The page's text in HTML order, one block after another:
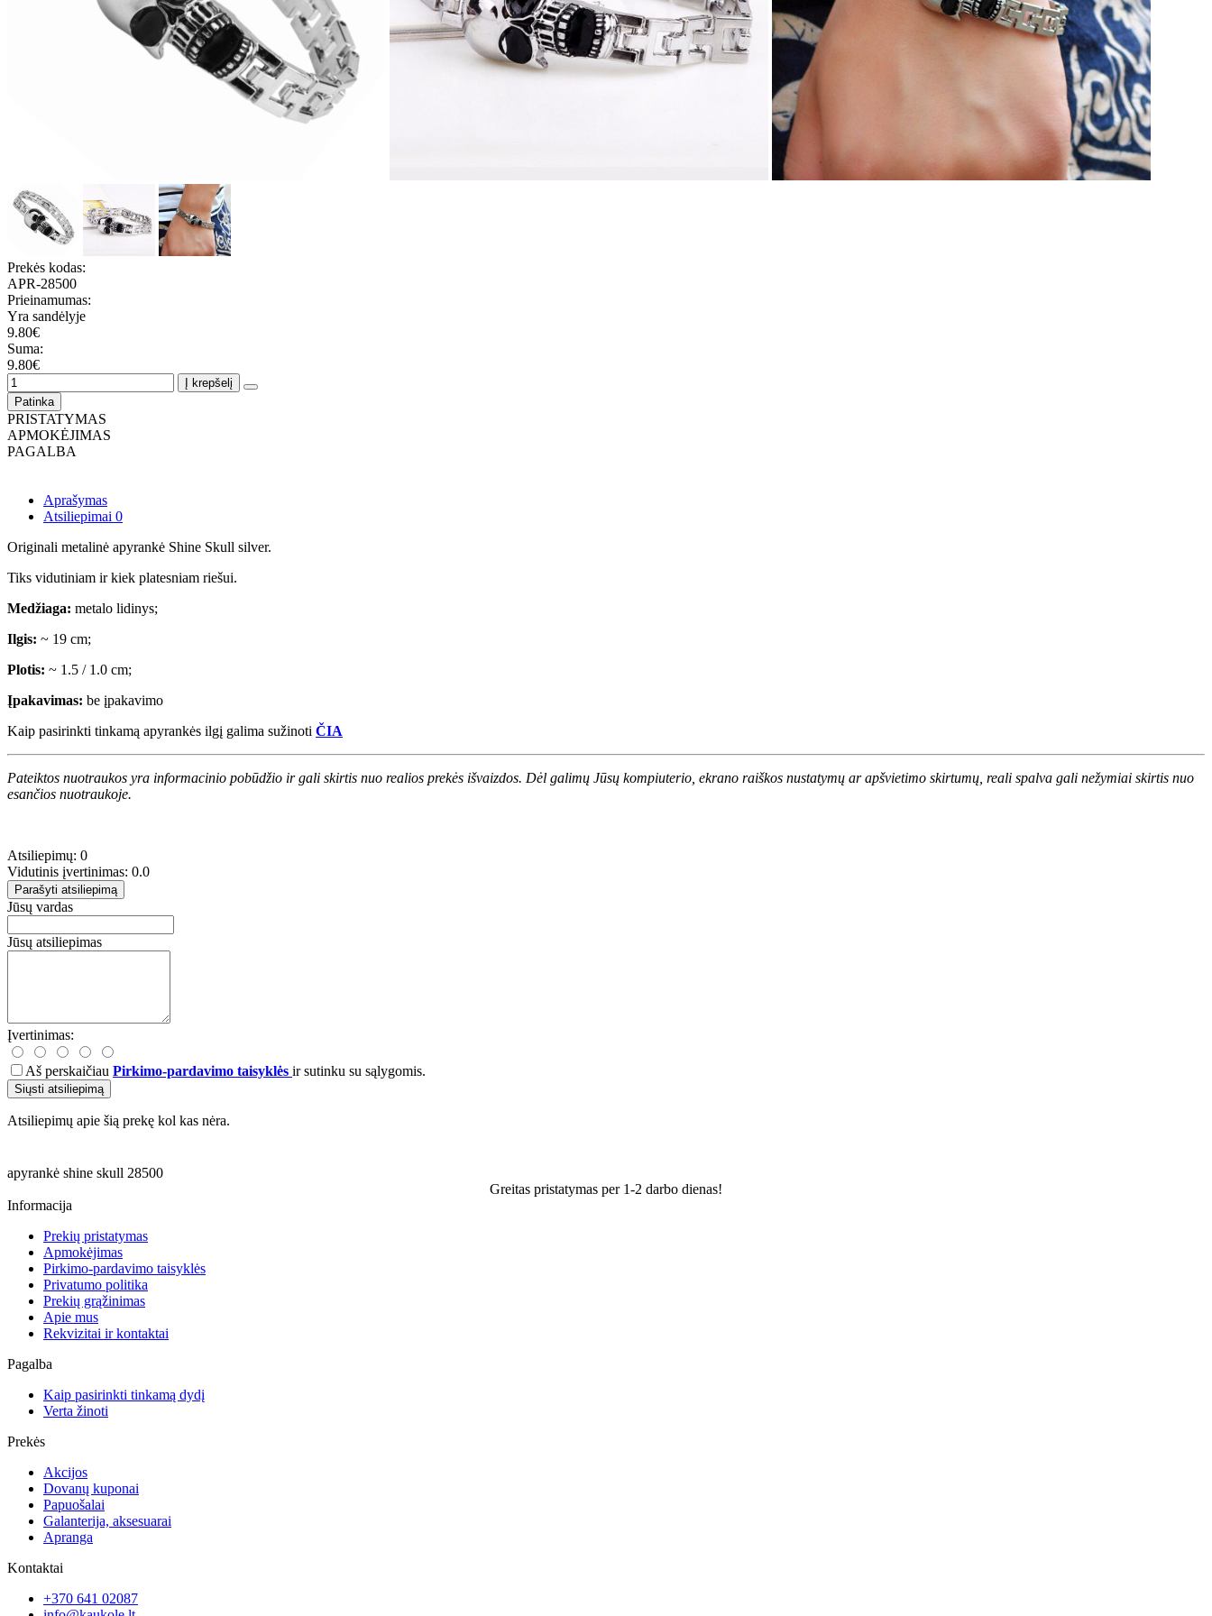
Prekės kodas:
APR-28500
Prieinamumas:
Yra sandėlyje
9.80€
Suma:
9.80€
Į krepšelį
Patinka
PRISTATYMAS
APMOKĖJIMAS
PAGALBA
Aprašymas
Atsiliepimai 0
Originali metalinė apyrankė Shine Skull silver.
Tiks vidutiniam ir kiek platesniam riešui.
Medžiaga: metalo lidinys;
Ilgis: ~ 19 cm;
Plotis: ~ 1.5 / 1.0 cm;
Įpakavimas: be įpakavimo
Kaip pasirinkti tinkamą apyrankės ilgį galima sužinoti ČIA
Pateiktos nuotraukos yra informacinio pobūdžio ir gali skirtis nuo realios prekės išvaizdos. Dėl galimų Jūsų kompiuterio, ekrano raiškos nustatymų ar apšvietimo skirtumų, reali spalva gali nežymiai skirtis nuo
esančios nuotraukoje.
Atsiliepimų: 0
Vidutinis įvertinimas: 0.0
Parašyti atsiliepimą
Jūsų vardas
Jūsų atsiliepimas
Įvertinimas:
Aš perskaičiau Pirkimo-pardavimo taisyklės ir sutinku su sąlygomis.
Siųsti atsiliepimą
Atsiliepimų apie šią prekę kol kas nėra.
apyrankė shine skull 28500
Greitas pristatymas per 1-2 darbo dienas!
Informacija
Prekių pristatymas
Apmokėjimas
Pirkimo-pardavimo taisyklės
Privatumo politika
Prekių grąžinimas
Apie mus
Rekvizitai ir kontaktai
Pagalba
Kaip pasirinkti tinkamą dydį
Verta žinoti
Prekės
Akcijos
Dovanų kuponai
Papuošalai
Galanterija, aksesuarai
Apranga
Kontaktai
+370 641 02087